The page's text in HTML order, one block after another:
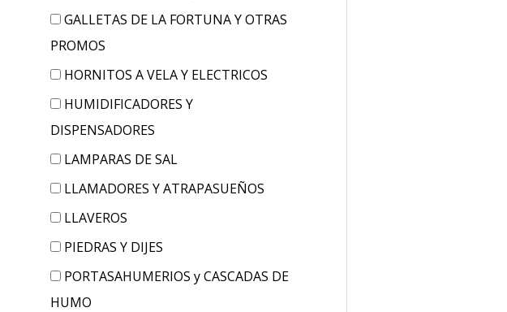
GALLETAS DE LA FORTUNA Y OTRAS
PROMOS
HORNITOS A VELA Y ELECTRICOS
HUMIDIFICADORES Y
DISPENSADORES
LAMPARAS DE SAL
LLAMADORES Y ATRAPASUEÑOS
LLAVEROS
PIEDRAS Y DIJES
PORTASAHUMERIOS y CASCADAS DE
HUMO